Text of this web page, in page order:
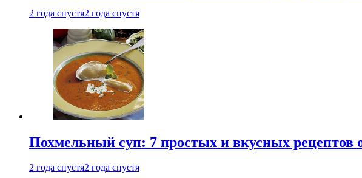
2 года спустя2 года спустя
Похмельный суп: 7 простых и вкусных рецептов
2 года спустя2 года спустя